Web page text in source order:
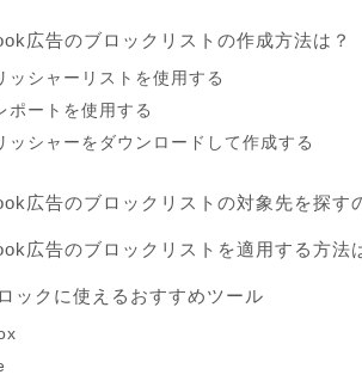
広告のブロックリストの作成方法は？
ッシャーリストを使用する
ポートを使用する
ッシャーをダウンロードして作成する
広告のブロックリストの対象先を探す
広告のブロックリストを適用する方法
ックに使えるおすすめツール